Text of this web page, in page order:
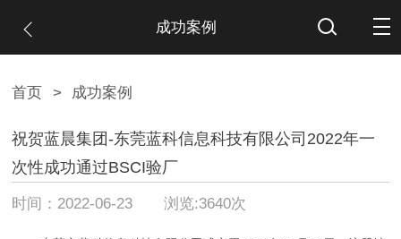
成功案例
首页 > 成功案例
祝贺蓝晨集团-东莞蓝科信息科技有限公司2022年一
次性成功通过BSCI验厂
时间：2022-06-23 浏览:3640次